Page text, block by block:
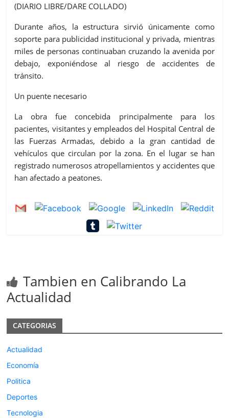
(DIARIO LIBRE/DARE COLLADO)
Durante años, la estructura sirvió únicamente como
soporte para publicidad institucional y privada, mientras
miles de personas continuaban cruzando la avenida por
debajo, exponiéndose al riesgo de accidentes de
tránsito.
Un puente necesario
La obra fue concebida principalmente para los
pacientes, visitantes y empleados del Hospital Central de
las Fuerzas Armadas, debido a la gran cantidad de
vehículos que circulan por la zona. En el lugar se han
registrado numerosos atropellamientos y accidentes que
han afectado a peatones.
Tambien en Calibrando La
Actualidad
CATEGORIAS
Actualidad
Economía
Politica
Deportes
Tecnologia